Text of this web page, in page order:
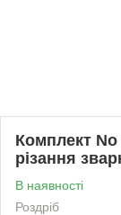
Комплект
різання
В наявності
Роздріб